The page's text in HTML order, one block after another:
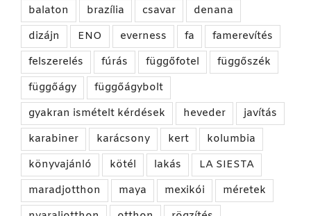
balaton
brazília csavar
denana
dizájn
ENO everness fa
famerevítés
felszerelés
fúrás függőfotel
függőszék
függőágy
függőágybolt
gyakran ismételt kérdések
heveder
javítás
karabiner
karácsony kert
kolumbia
könyvajánló
kötél lakás
LA SIESTA
maradjotthon
maya mexikói
méretek